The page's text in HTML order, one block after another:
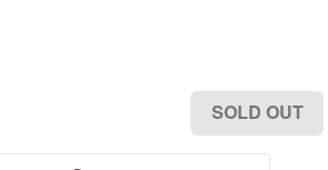
SOLD OUT